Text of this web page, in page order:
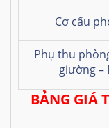
Cơ cấu
Phụ thu
giường –
BẢNG GIÁ